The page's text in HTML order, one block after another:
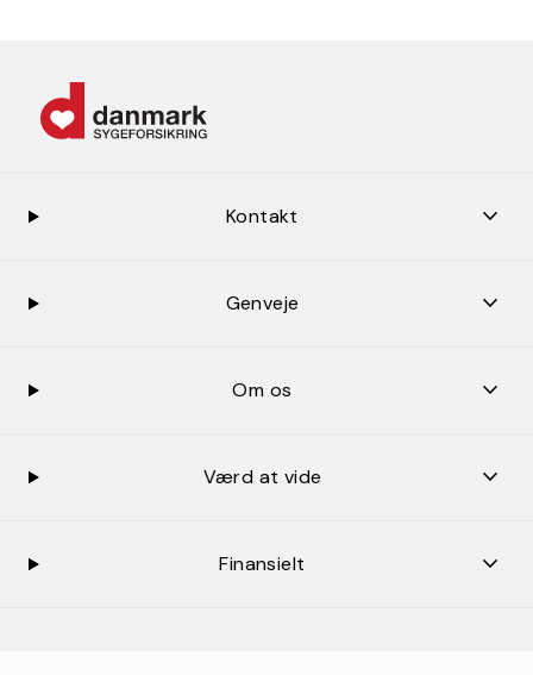
Kontakt
Genveje
Om os
Værd at vide
Finansielt